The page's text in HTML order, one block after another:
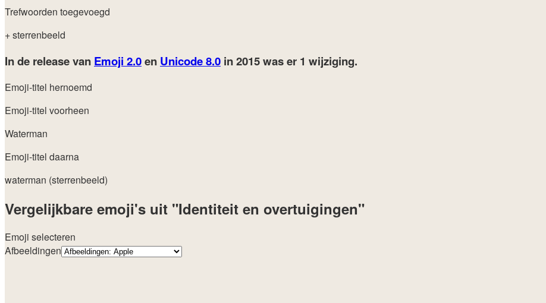
Trefwoorden toegevoegd
+ sterrenbeeld
In de release van Emoji 2.0en Unicode 8.0 in 2015was er 1 wijziging.
Emoji-titel hernoemd
Emoji-titel voorheen
Waterman
Emoji-titel daarna
waterman (sterrenbeeld)
Vergelijkbare emoji's uit "Identiteit en overtuigingen"
Emoji selecteren
Afbeeldingen